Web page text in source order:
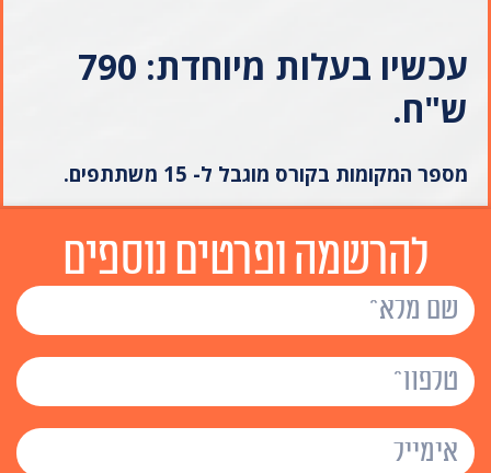
עכשיו בעלות מיוחדת: 790
ש"ח.
מספר המקומות בקורס מוגבל ל- 15 משתתפים.
להרשמה ופרטים נוספים